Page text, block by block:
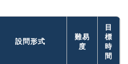
設問形式
難易
度
目
標
時
間